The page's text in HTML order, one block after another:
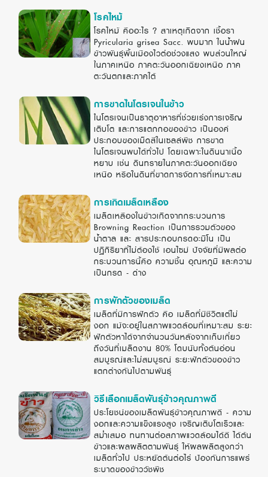
โรคไหม้
โรคไหม้ คืออะไร ? สาเหตุเกิดจาก เชื้อรา
Pyricularia grisea Sacc. พบมาก ในน้ำฝน
ข้าวพันธุ์พื้นเมืองไวต่อช่วงแสง พบส่วนใหญ่
ในภาคเหนือ ภาคตะวันออกเฉียงเหนือ ภาค
ตะวันตกและภาคใต้
การขาดไนโตรเจนในข้าว
ไนโตรเจนเป็นธาตุอาหารที่ช่วยเร่งการเจริญ
เติบโต และการแตกกอของข้าว เป็นองค์
ประกอบของเม็ดสีในเซลล์พืช การขาด
ไนโตรเจนพบได้ทั่วไป โดยเฉพาะในดินนาเนื้อ
หยาบ เช่น ดินทรายในภาคตะวันออกเฉียง
เหนือ หรือในดินที่ขาดการจัดการที่เหมาะสม
การเกิดเมล็ดเหลือง
เมล็ดเหลืองในข้าวเกิดจากกระบวนการ
Browning Reaction เป็นการรวมตัวของ
น้ำตาล และ สารประกอบกรดอะมิโน เป็น
ปฏิกิริยาที่ไม่ต้องใช้ เอนไซม์ ปัจจัยที่มีผลต่อ
กระบวนการนี้คือ ความชื้น อุณหภูมิ และความ
เป็นกรด - ด่าง
การพักตัวของเมล็ด
เมล็ดที่มีการฟักตัว คือ เมล็ดที่มีชีวิตแต่ไม่
งอก แม้จะอยู่ในสภาพแวดล้อมที่เหมาะสม ระยะ
ฟักตัวหาได้จากจำนวนวันหลังจากเก็บเกี่ยว
ถึงวันที่เมล็ดงาน 80% โดบนับทั้งต้นอ่อน
สมบูรณ์และไม่สมบูรณ์ ระยะฟักตัวของข้าว
แตกต่างกันไปตามพันธุ์
วิธีเลือกเมล็ดพันธุ์ข้าวคุณภาพดี
ประโยชน์ของเมล็ดพันธุ์ข้าวคุณภาพดี - ความ
งอกและความแข็งแรงสูง เจริญเติบโตเร็วและ
สม่ำเสมอ ทนทานต่อสภาพแวดล้อมได้ดี ได้ต้น
ข้าวและผลผลิตตามพันธุ์ ให้ผลผลิตสูงกว่า
เมล็ดทั่วไป ประหยัดต้นต่อไร่ ป้องกันการแพร่
ระบาดของข้าววัชพืช